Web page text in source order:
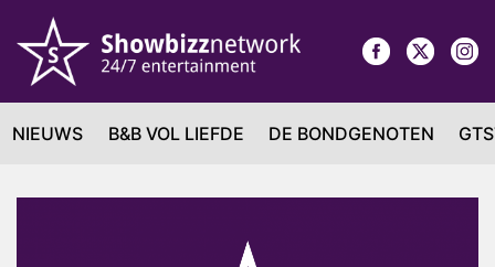
NIEUWS B&B VOL LIEFDE DE BONDGENOTEN